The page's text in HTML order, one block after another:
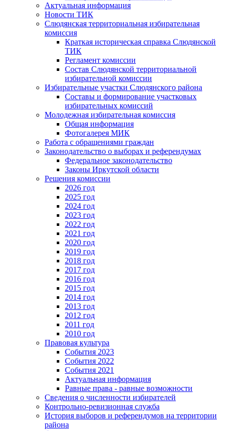
Актуальная информация
Новости ТИК
Слюдянская территориальная избирательная
комиссия
Краткая историческая справка Слюдянской
ТИК
Регламент комиссии
Состав Слюдянской территориальной
избирательной комиссии
Избирательные участки Слюдянского района
Составы и формирование участковых
избирательных комиссий
Молодежная избирательная комиссия
Общая информация
Фотогалерея МИК
Работа с обращениями граждан
Законодательство о выборах и референдумах
Федеральное законодательство
Законы Иркутской области
Решения комиссии
2026 год
2025 год
2024 год
2023 год
2022 год
2021 год
2020 год
2019 год
2018 год
2017 год
2016 год
2015 год
2014 год
2013 год
2012 год
2011 год
2010 год
Правовая культура
События 2023
События 2022
События 2021
Актуальная информация
Равные права - равные возможности
Сведения о численности избирателей
Контрольно-ревизионная служба
История выборов и референдумов на территории
района